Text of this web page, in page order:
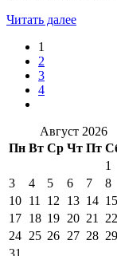
Читать далее
1
2
3
4
Август 2026
Пн Вт Ср Чт Пт
1
3
4 5 6 7 8
10 11 12 13 14 15
17 18 19 20 21 22
24 25 26 27 28 29
31